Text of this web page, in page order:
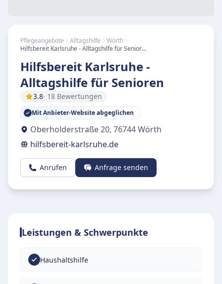
Pflegeangebote Alltagshilfe
Wörth
Hilfsbereit Karlsruhe - Alltagshilfe für Senioren
Hilfsbereit Karlsruhe -
Alltagshilfe für Senioren
3.8· 18 Bewertungen
Mit Anbieter-Website abgeglichen
Oberholderstraße 20, 76744Wörth
hilfsbereit-karlsruhe.de
Anrufen Anfrage senden
Leistungen & Schwerpunkte
Haushaltshilfe